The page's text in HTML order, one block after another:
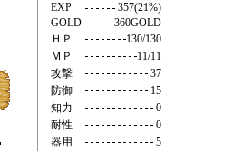
EXP
357(21%)
GOLD
360GOLD
ＨＰ
130/130
ＭＰ
11/11
攻撃
37
防御
15
知力
0
耐性
0
器用
5